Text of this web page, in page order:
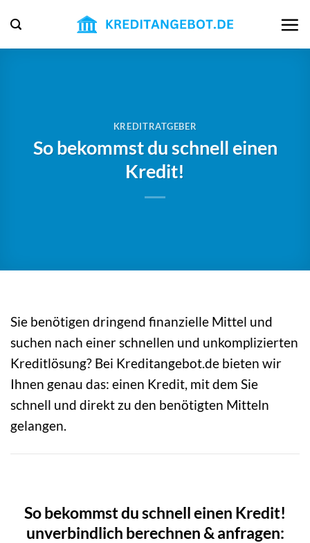
Inhalt
springen
KREDITRATGEBER
So bekommst du schnell einen
Kredit!
Sie benötigen dringend finanzielle Mittel und
suchen nach einer schnellen und unkomplizierten
Kreditlösung? Bei Kreditangebot.de bieten wir
Ihnen genau das: einen Kredit, mit dem Sie
schnell und direkt zu den benötigten Mitteln
gelangen.
So bekommst du schnell einen Kredit!
unverbindlich berechnen & anfragen: